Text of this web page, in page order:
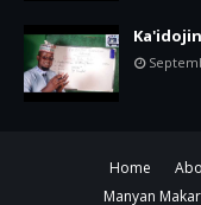
Home
Manyan